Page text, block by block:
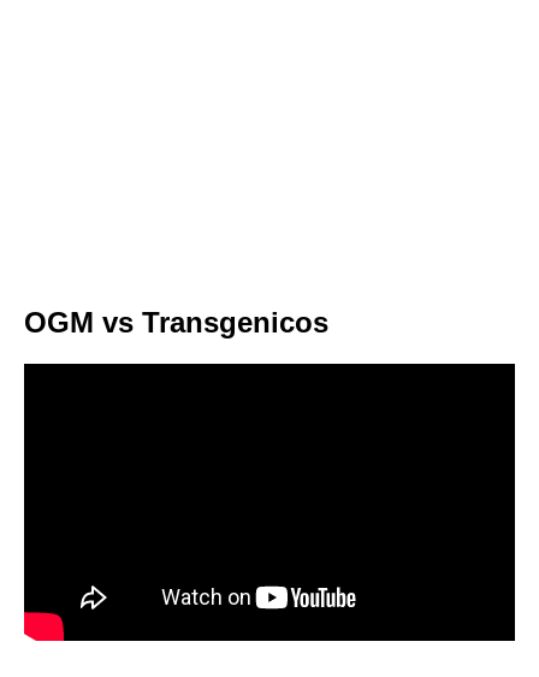
OGM vs Transgenicos